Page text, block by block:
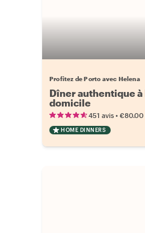
Profitez de Porto avec Helena
Dîner authentique
domicile
451 avis • €80.00
HOME DINNERS